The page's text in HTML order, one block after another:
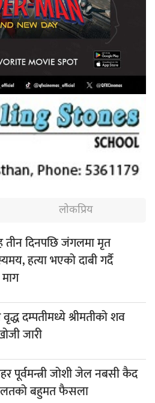
लोकप्रिय
तीन दिनपछि जंगलमा मृत
हत्या भएको दाबी गर्दै
वृद्ध दम्पतीमध्ये श्रीमतीको शव
जारी
पूर्वमन्त्री जोशी जेल नबसी कैद
बहुमत फैसला